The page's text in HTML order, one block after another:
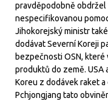
pravděpodobně
nespecifikovanou
Jihokorejský ministr
dodávat Severní Koreji
bezpečnosti OSN,
produktů do země. USA
Koreu z dodávek raket
Pchjongjang tato